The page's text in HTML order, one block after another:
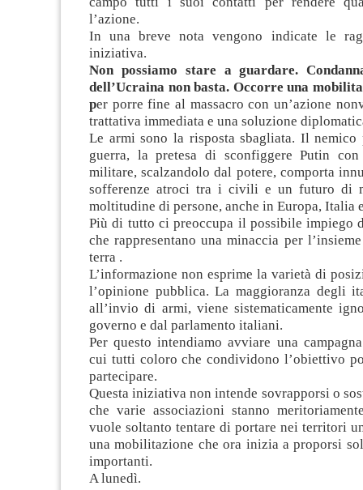
l’azione.
In una breve nota vengono indicate le
iniziativa.
Non possiamo stare a guardare.
dell’Ucraina non basta. Occorre una
per porre fine al massacro con un’azione
trattativa immediata e una soluzione
Le armi sono la risposta sbagliata. Il
guerra, la pretesa di sconfiggere Putin con
militare, scalzandolo dal potere, comporta
sofferenze atroci tra i civili e un futuro di
moltitudine di persone, anche in Europa, Italia
Più di tutto ci preoccupa il possibile impiego
che rappresentano una minaccia per
terra .
L’informazione non esprime la varietà di
l’opinione pubblica. La maggioranza degli
all’invio di armi, viene sistematicamente
governo e dal parlamento italiani.
Per questo intendiamo avviare una
cui tutti coloro che condividono l’obiettivo
partecipare.
Questa iniziativa non intende sovrapporsi o
che varie associazioni stanno
vuole soltanto tentare di portare nei territori
una mobilitazione che ora inizia a proporsi
importanti.
A lunedì.